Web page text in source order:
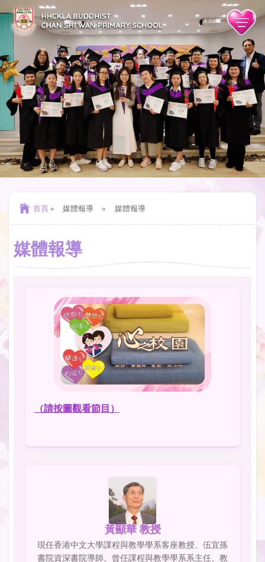
首頁 » 媒體報導 » 媒體報導
媒體報導
（請按圖觀看節目）
黃顯華 教授
現任香港中文大學課程與教學學系客座教授、伍宜孫
書院資深書院導師。曾任課程與教學學系系主任、教